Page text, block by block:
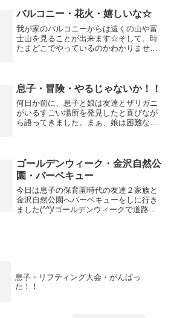
すが、とても上手でした(^^)まぁ何度かド
キドキ場面もあ...
バルコニー・花火・嬉しいな☆
我が家のバルコニーからは遠くの山や富
士山を見ることが出来ます☆そして、時
たまどこでやっているのかわかりません
と言ってきました。静かに...
息子・冒険・やるじゃないか！！
何日か前に、息子と娘は友達とザリガニ
がいるすごい場所を発見したと喜びなが
ら語ってきました。まぁ、娘は困難な道
た・・・('ω')ノ話を聞...
ゴールデンウィーク・金沢自然公
園・バーベキュー
今日は息子の保育園時代の友達２家族と
金沢自然公園へバーベキューをしに行き
ました(^^)/ゴールデンウィークで道路状
息子・リフティング大会・がんばっ
た！！